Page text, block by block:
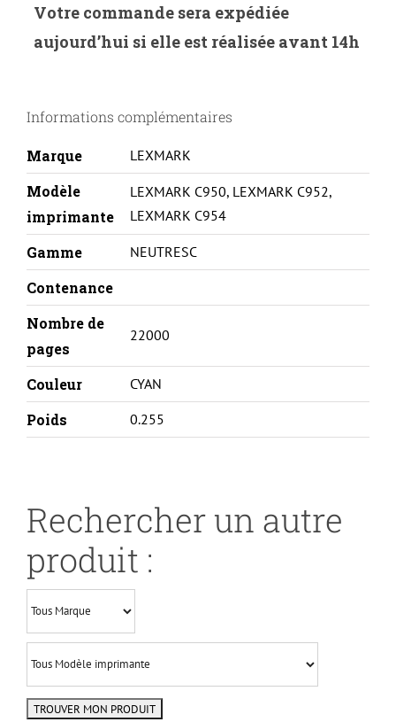
L.C950XC-
LEXMARK
C-
Votre commande sera expédiée
aujourd’hui si elle est réalisée avant 14h
Informations complémentaires
Marque LEXMARK
Modèle
imprimante
LEXMARK C950, LEXMARK C952,
LEXMARK C954
Gamme NEUTRESC
Contenance
Nombre de
pages
22000
Couleur CYAN
Poids 0.255
Rechercher un autre
produit :